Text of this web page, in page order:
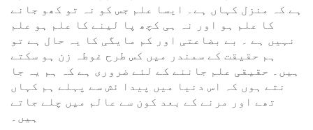
ہے کہ منزل کہاں ہے۔ ایسا علم جس کو نہ تو کھو جانے
کا علم ہو اور نہ ہی کچھ پا لینے کا علم ہو علم
نہیں ہے ۔ بے بضاعتی اور کم مایگی کا یہ حال ہے تو
ہم حقیقت کے سمندر میں کس طرح غوطہ زن ہو سکتے
ہیں۔ حقیقی علم جاننے کے لئے ضروری ہے کہ ہم یہ جا
نتے ہوں کہ اس دنیا میں پیدا ئش سے پہلے ہم کہاں
تھے اور مرنے کے بعد کون سے عالم میں چلے جاتے
ہیں۔